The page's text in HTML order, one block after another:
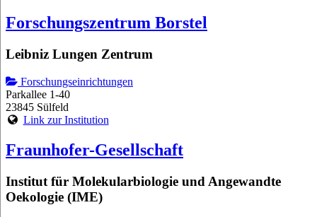
Forschungszentrum Borstel
Leibniz Lungen Zentrum
Forschungseinrichtungen
Parkallee 1-40
23845 Sülfeld
Link zur Institution
Fraunhofer-Gesellschaft
Institut für Molekularbiologie und Angewandte
Oekologie (IME)